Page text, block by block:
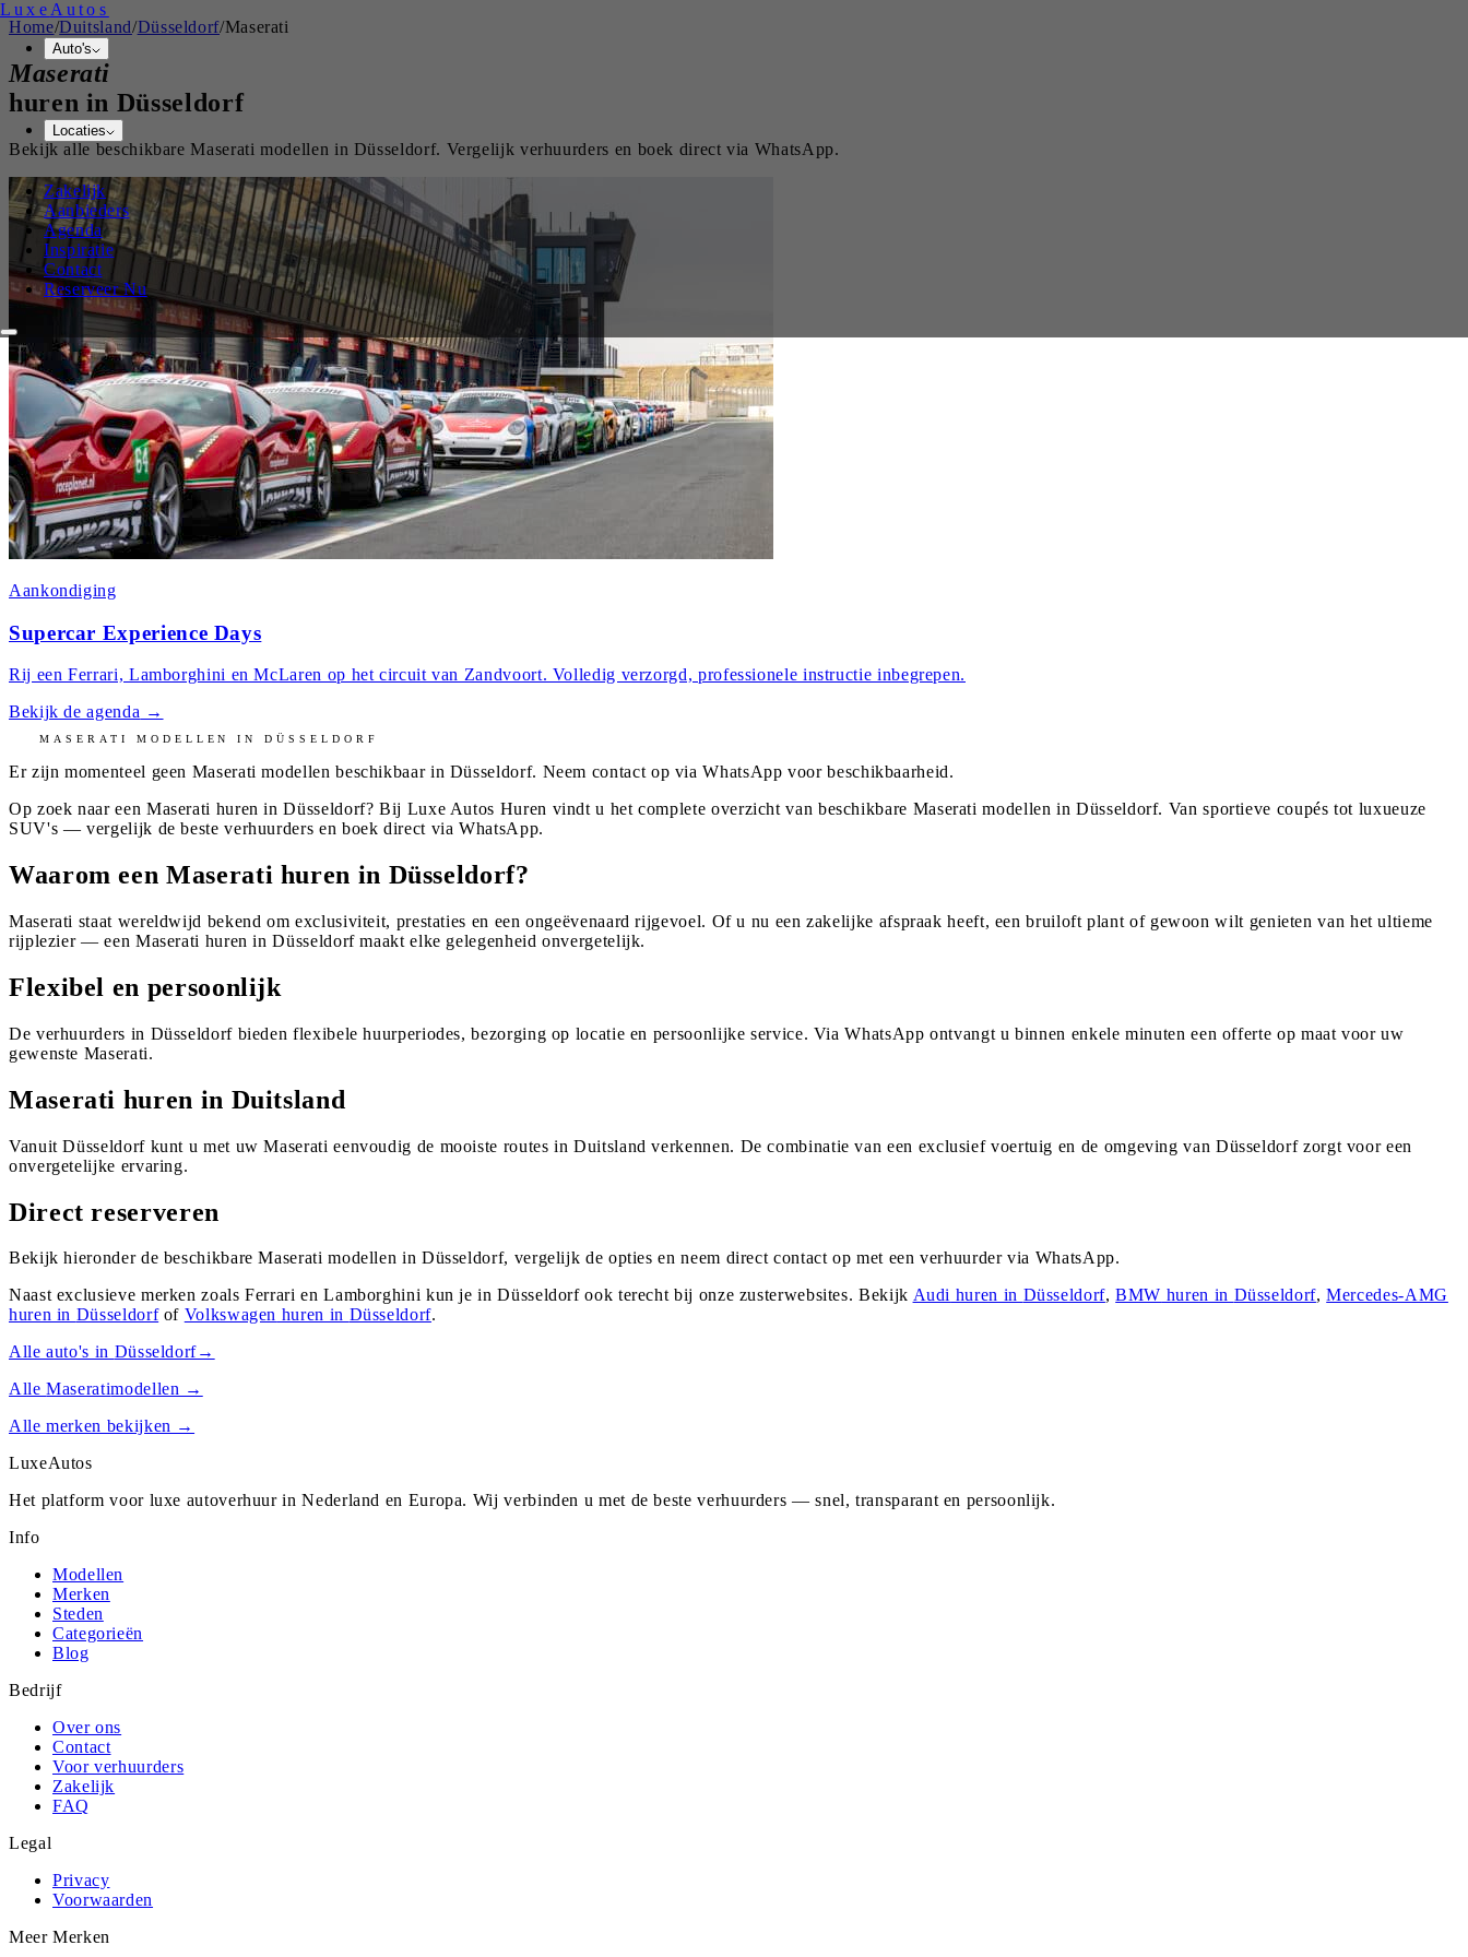
Luxe Autos
Auto's
Locaties
Zakelijk
Aanbieders
Agenda
Inspiratie
Contact
Reserveer Nu
Home/Duitsland/Düsseldorf/Maserati
Maserati
huren in Düsseldorf
Bekijk alle beschikbareMaserati modellen in Düsseldorf. Vergelijk verhuurders en boek direct via WhatsApp.
Aankondiging
Supercar Experience Days
Rij een Ferrari, Lamborghini en McLaren op het circuit van Zandvoort. Volledig verzorgd, professionele instructie inbegrepen.
Bekijk de agenda →
MASERATI MODELLEN INDÜSSELDORF
Er zijn momenteel geen Maserati modellen beschikbaar in Düsseldorf. Neem contact op via WhatsApp voor beschikbaarheid.
Op zoek naar een Maserati huren in Düsseldorf? Bij Luxe Autos Huren vindt u het complete overzicht van beschikbare Maserati modellen in Düsseldorf. Van sportieve coupés tot luxueuze
SUV's — vergelijk de beste verhuurders en boek direct via WhatsApp.
Waarom een Maserati huren in Düsseldorf?
Maserati staat wereldwijd bekend om exclusiviteit, prestaties en een ongeëvenaard rijgevoel. Of u nu een zakelijke afspraak heeft, een bruiloft plant of gewoon wilt genieten van het ultieme
rijplezier — een Maserati huren in Düsseldorf maakt elke gelegenheid onvergetelijk.
Flexibel en persoonlijk
De verhuurders in Düsseldorf bieden flexibele huurperiodes, bezorging op locatie en persoonlijke service. Via WhatsApp ontvangt u binnen enkele minuten een offerte op maat voor uw
gewenste Maserati.
Maserati huren in Duitsland
Vanuit Düsseldorf kunt u met uw Maserati eenvoudig de mooiste routes in Duitsland verkennen. De combinatie van een exclusief voertuig en de omgeving van Düsseldorf zorgt voor een
onvergetelijke ervaring.
Direct reserveren
Bekijk hieronder de beschikbare Maserati modellen in Düsseldorf, vergelijk de opties en neem direct contact op met een verhuurder via WhatsApp.
Naast exclusieve merken zoals Ferrari en Lamborghini kun je in Düsseldorfook terecht bij onze zusterwebsites. Bekijk Audi huren in Düsseldorf,BMW huren in Düsseldorf,Mercedes-AMG
huren in Düsseldorfof Volkswagen huren in Düsseldorf.
Alle auto's in Düsseldorf→
AlleMaseratimodellen →
Alle merken bekijken →
LuxeAutos
Het platform voor luxe autoverhuur in Nederland en Europa. Wij verbinden u met de beste verhuurders — snel, transparant en persoonlijk.
Info
Modellen
Merken
Steden
Categorieën
Blog
Bedrijf
Over ons
Contact
Voor verhuurders
Zakelijk
FAQ
Legal
Privacy
Voorwaarden
Meer Merken